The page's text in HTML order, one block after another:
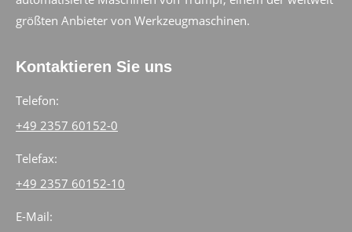
größten Anbieter von Werkzeugmaschinen.
Kontaktieren Sie uns
Telefon:
+49 2357 60152-0
Telefax:
+49 2357 60152-10
E-Mail: